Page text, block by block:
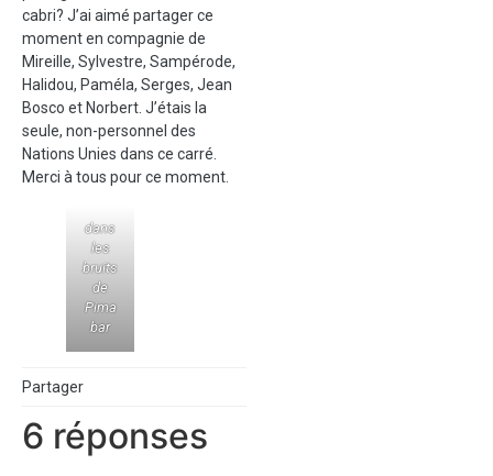
cabri? J’ai aimé partager ce
moment en compagnie de
Mireille, Sylvestre, Sampérode,
Halidou, Paméla, Serges, Jean
Bosco et Norbert. J’étais la
seule, non-personnel des
Nations Unies dans ce carré.
Merci à tous pour ce moment.
dans
les
bruits
de
Pima
bar
Partager
6 réponses